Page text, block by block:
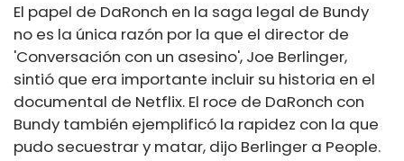
El papel de DaRonch en la saga legal de Bundy
no es la única razón por la que el director de
'Conversación con un asesino', Joe Berlinger,
sintió que era importante incluir su historia en el
documental de Netflix. El roce de DaRonch con
Bundy también ejemplificó la rapidez con la que
pudo secuestrar y matar, dijo Berlinger a People.